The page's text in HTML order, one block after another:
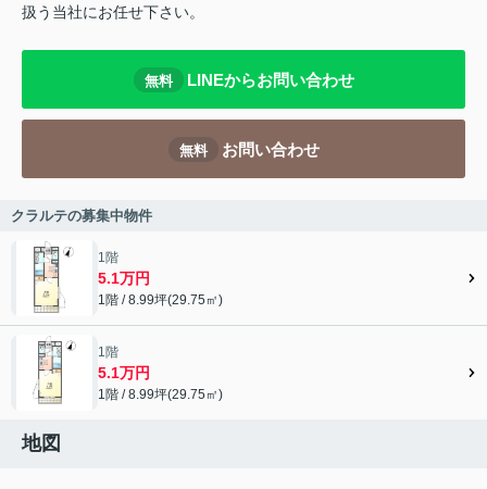
扱う当社にお任せ下さい。
無料 LINEからお問い合わせ
無料 お問い合わせ
クラルテの募集中物件
1階
5.1万円
1階 / 8.99坪(29.75㎡)
1階
5.1万円
1階 / 8.99坪(29.75㎡)
地図